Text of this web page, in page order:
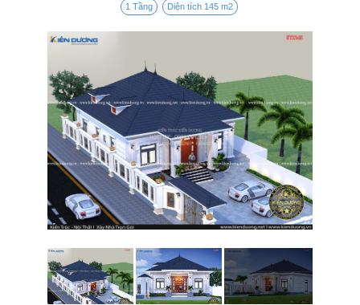
1 Tầng Diện tích 145 m2